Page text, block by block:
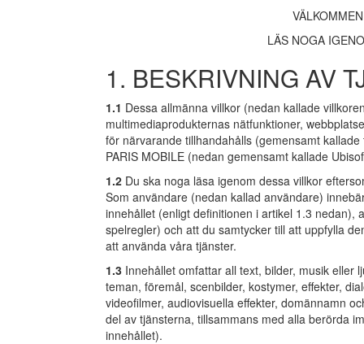
LÄS NOGA
1. BESKRIVNING AV
1.1 Dessa allmänna villkor (nedan kallade
multimediaprodukternas nätfunktioner,
för närvarande tillhandahålls (gemensamt
PARIS MOBILE (nedan gemensamt kallade
1.2 Du ska noga läsa igenom dessa villkor
Som användare (nedan kallad användare)
innehållet (enligt definitionen i artikel 1.3 nedan),
spelregler) och att du samtycker till att uppfylla
att använda våra tjänster.
1.3 Innehållet omfattar all text, bilder, musik eller
teman, föremål, scenbilder, kostymer, effekter,
videofilmer, audiovisuella effekter, domännamn
del av tjänsterna, tillsammans med alla berörda
innehållet).